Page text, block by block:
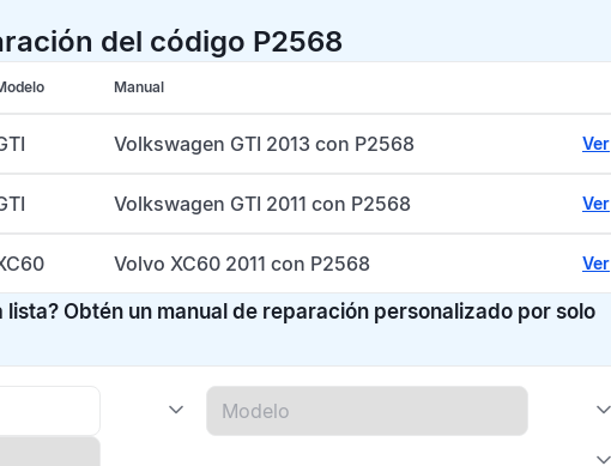
del código P2568
Manual
Volkswagen GTI 2013 con P2568 Ver
Volkswagen GTI 2011 con P2568 Ver
Volvo XC60 2011 con P2568 Ver
lista? Obtén un manual de reparación personalizado por solo